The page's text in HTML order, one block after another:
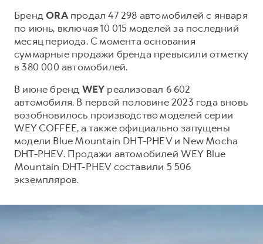
БрендORAпродал 47 298 автомобилей с января
по июнь, включая 10 015 моделей за последний
месяц периода. С момента основания
суммарные продажи бренда превысили отметку
в 380 000 автомобилей.
В июне бренд WEY реализовал 6 602
автомобиля. В первой половине 2023 года вновь
возобновилось производство моделей серии
WEY COFFEE, а также официально запущены
модели Blue Mountain DHT-PHEV и New Mocha
DHT-PHEV. Продажи автомобилей WEY Blue
Mountain DHT-PHEV составили 5 506
экземпляров.